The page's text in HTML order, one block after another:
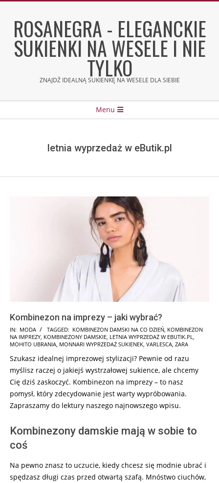
contentROSANEGRA - ELEGANCKIE
SUKIENKI NA WESELE I NIE
TYLKO
ZNAJDŹ IDEALNĄ SUKIENKĘ NA WESELE DLA SIEBIE
Menu
letnia wyprzedaż w eButik.pl
Kombinezon na imprezy – jaki wybrać?
2025-
01-
IN: MODA TAGGED: KOMBINEZON DAMSKI NA CO DZIEŃ KOMBINEZON
NA IMPREZY KOMBINEZONY DAMSKIE LETNIA WYPRZEDAŻ W EBUTIK.PL
MOHITO UBRANIA MONNARI WYPRZEDAŻ SUKIENEK VARLESCA ZARA
Szukasz idealnej imprezowej stylizacji? Pewnie od razu
myślisz raczej o jakiejś wystrzałowej sukience, ale chcemy
Cię dziś zaskoczyć. Kombinezon na imprezy – to nasz
pomysł, który zdecydowanie jest warty wypróbowania.
Zapraszamy do lektury naszego najnowszego wpisu.
Kombinezony damskie mają w sobie to
coś
Na pewno znasz to uczucie, kiedy chcesz się modnie ubrać i
spędzasz długi czas przed otwartą szafą. Mnóstwo ciuchów,